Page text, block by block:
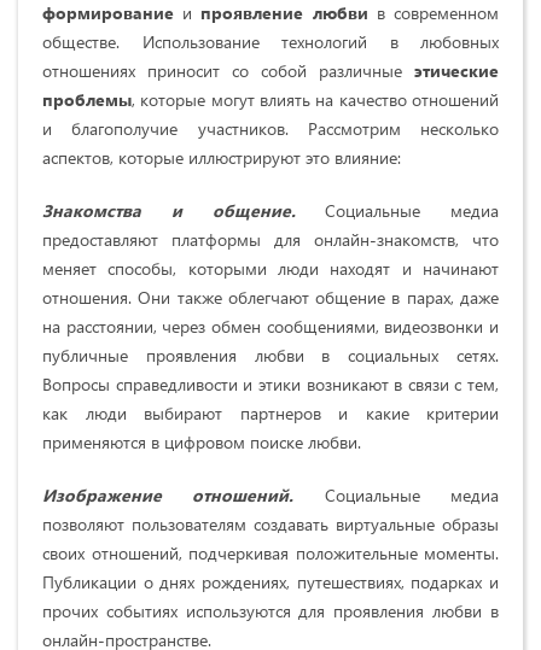
формирование и проявление любви в современном
обществе. Использование технологий в любовных
отношениях приносит со собой различные этические
проблемы, которые могут влиять на качество отношений
и благополучие участников. Рассмотрим несколько
аспектов, которые иллюстрируют это влияние:
Знакомства и общение.Социальные медиа
предоставляют платформы для онлайн-знакомств, что
меняет способы, которыми люди находят и начинают
отношения. Они также облегчают общение в парах, даже
на расстоянии, через обмен сообщениями, видеозвонки и
публичные проявления любви в социальных сетях.
Вопросы справедливости и этики возникают в связи с тем,
как люди выбирают партнеров и какие критерии
применяются в цифровом поиске любви.
Изображение отношений. Социальные медиа
позволяют пользователям создавать виртуальные образы
своих отношений, подчеркивая положительные моменты.
Публикации о днях рождениях, путешествиях, подарках и
прочих событиях используются для проявления любви в
онлайн-пространстве.